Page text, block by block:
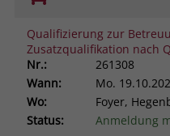
Qualifizierung zur
Zusatzqualifikation nach
Nr.:
261308
Wann:
Mo.
Wo:
Foyer,
Status:
Anmeldung